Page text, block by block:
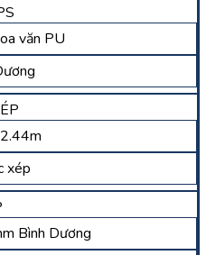
văn PU
xép
Bình Dương